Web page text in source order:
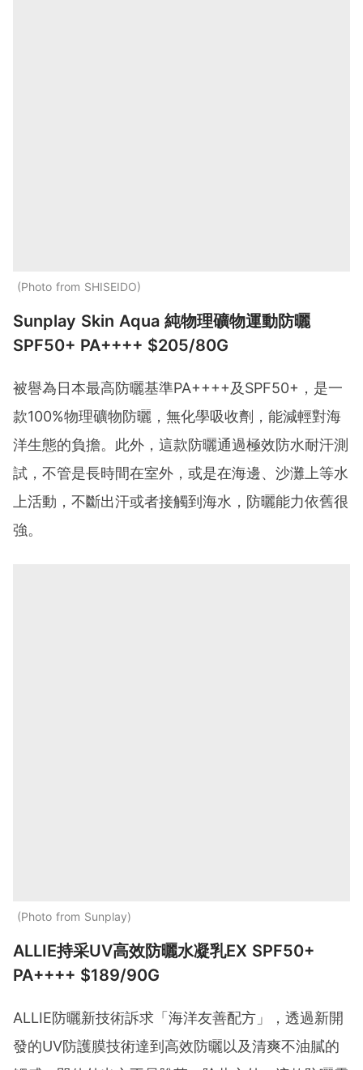
Photo from SHISEIDO
Sunplay Skin Aqua 純物理礦物運動防曬
SPF50+ PA++++ $205/80G
被譽為日本最高防曬基準PA++++及SPF50+，是一
款100%物理礦物防曬，無化學吸收劑，能減輕對海
洋生態的負擔。此外，這款防曬通過極效防水耐汗測
試，不管是長時間在室外，或是在海邊、沙灘上等水
上活動，不斷出汗或者接觸到海水，防曬能力依舊很
強。
Photo from Sunplay
ALLIE持采UV高效防曬水凝乳EX SPF50+
PA++++ $189/90G
ALLIE防曬新技術訴求「海洋友善配方」，透過新開
發的UV防護膜技術達到高效防曬以及清爽不油膩的